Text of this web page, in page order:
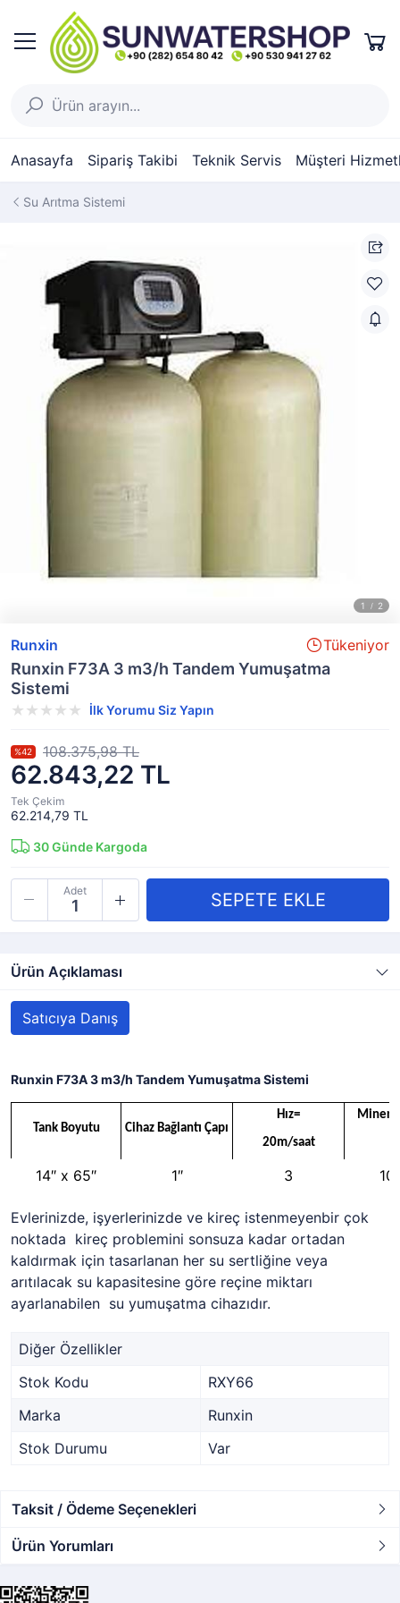
Anasayfa Sipariş Takibi Teknik Servis Müşteri
Su Arıtma Sistemi
Runxin Tükeniyor
Runxin F73A 3 m3/h Tandem Yumuşatma
Sistemi
İlk Yorumu Siz Yapın
62.843,22 TL
%42 108.375,98 TL
Tek Çekim
62.214,79 TL
30Günde Kargoda
Adet
Ürün Açıklaması
Satıcıya Danış
Runxin F73A 3 m3/h Tandem Yumuşatma Sistemi
Tank Boyutu Cihaz Bağlantı Çapı
Hız=
20m/saat
14″ x 65″ 1″ 3
Evlerinizde, işyerlerinizde ve kireç istenmeyenbir çok
noktada kireç problemini sonsuza kadar ortadan
kaldırmak için tasarlanan her su sertliğine veya
arıtılacak su kapasitesine göre reçine miktarı
ayarlanabilen su yumuşatma cihazıdır.
Diğer Özellikler
Stok Kodu
RXY66
Marka
Runxin
Stok Durumu
Var
Taksit / Ödeme Seçenekleri
Ürün Yorumları